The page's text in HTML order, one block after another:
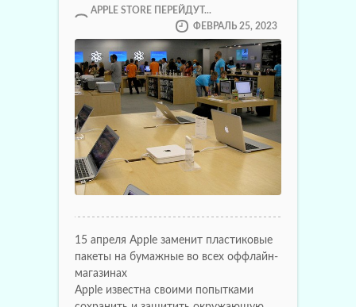
APPLE STORE ПЕРЕЙДУТ...
ФЕВРАЛЬ 25, 2023
15 апреля Apple заменит пластиковые
пакеты на бумажные во всех оффлайн-
магазинах
Apple известна своими попытками